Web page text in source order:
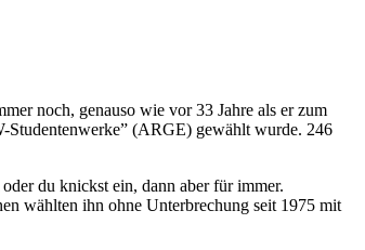
noch, genauso wie vor 33 Jahre als er zum
Studentenwerke” (ARGE) gewählt wurde. 246
du knickst ein, dann aber für immer.
wählten ihn ohne Unterbrechung seit 1975 mit